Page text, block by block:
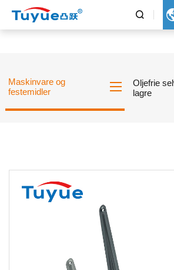

Maskinvare og
festemidler
Oljefrie
lagre